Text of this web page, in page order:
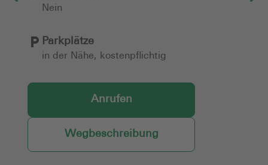
Nein
Parkplätze
in der Nähe, kostenpflichtig
Anrufen
Wegbeschreibung